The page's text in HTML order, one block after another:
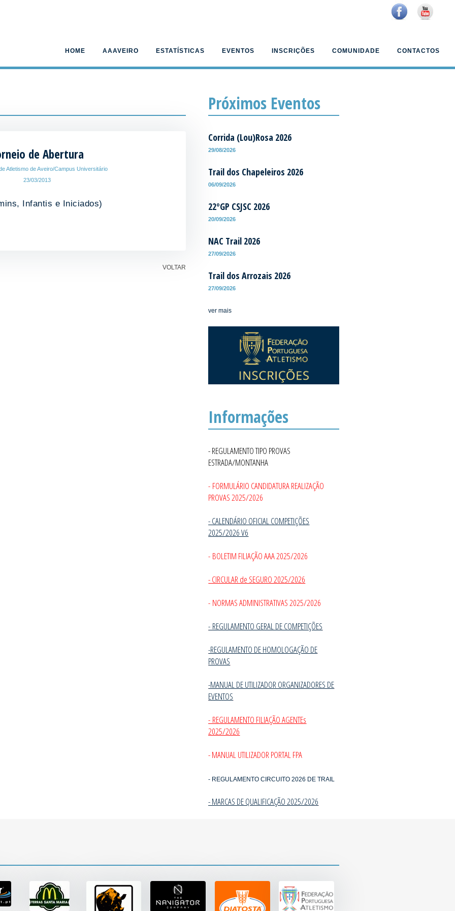
HOME AAAVEIRO ESTATÍSTICAS EVENTOS INSCRIÇÕES COMUNIDADE CONTACTOS
de Abertura
Atletismo de Aveiro/Campus Universitário
23/03/2013
Infantis e Iniciados)
VOLTAR
Próximos Eventos
Corrida (Lou)Rosa 2026
29/08/2026
Trail dos Chapeleiros 2026
06/09/2026
22ºGP CSJSC 2026
20/09/2026
NAC Trail 2026
27/09/2026
Trail dos Arrozais 2026
27/09/2026
ver mais
Informações
- REGULAMENTO TIPO PROVAS
ESTRADA/MONTANHA
- FORMULÁRIO CANDIDATURA REALIZAÇÃO
PROVAS 2025/2026
- CALENDÁRIO OFICIAL COMPETIÇÕES
2025/2026 V6
- BOLETIM FILIAÇÃO AAA 2025/2026
- CIRCULAR de SEGURO 2025/2026
- NORMAS ADMINISTRATIVAS 2025/2026
- REGULAMENTO GERAL DE COMPETIÇÕES
-REGULAMENTO DE HOMOLOGAÇÃO DE
PROVAS
-MANUAL DE UTILIZADOR ORGANIZADORES DE
EVENTOS
- REGULAMENTO FILIAÇÃO AGENTEs
2025/2026
- MANUAL UTILIZADOR PORTAL FPA
- REGULAMENTO CIRCUITO 2026 DE TRAIL
- MARCAS DE QUALIFICAÇÃO 2025/2026